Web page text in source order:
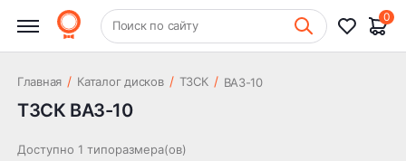
+7 (831) 261-35-35 Шиномонтаж
Поиск по сайту
0
Главная / Каталог дисков / ТЗСК / ВАЗ-10
ТЗСК ВАЗ-10
Доступно 1 типоразмера(ов)